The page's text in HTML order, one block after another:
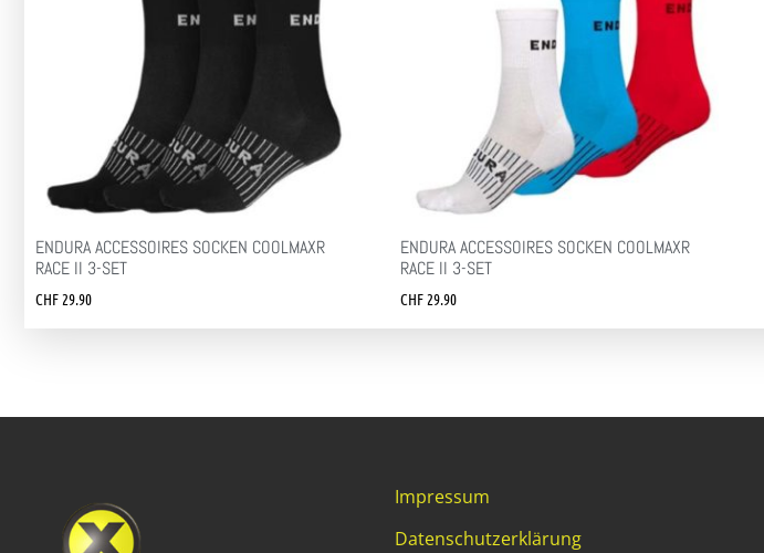
ENDURA ACCESSOIRES SOCKEN COOLMAXR
RACE II 3-SET
CHF29.90
ENDURA ACCESSOIRES SOCKEN COOLMAXR
RACE II 3-SET
CHF29.90
Impressum
Datenschutzerklärung